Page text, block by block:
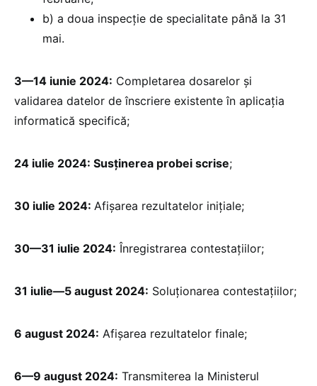
b) a doua inspecție de specialitate până la 31
mai.
3—14 iunie 2024: Completarea dosarelor și
validarea datelor de înscriere existente în aplicația
informatică specifică;
24 iulie 2024: Susținerea probei scrise;
30 iulie 2024: Afișarea rezultatelor inițiale;
30—31 iulie 2024: Înregistrarea contestațiilor;
31 iulie—5 august 2024: Soluționarea contestațiilor;
6 august 2024: Afișarea rezultatelor finale;
6—9 august 2024: Transmiterea la Ministerul